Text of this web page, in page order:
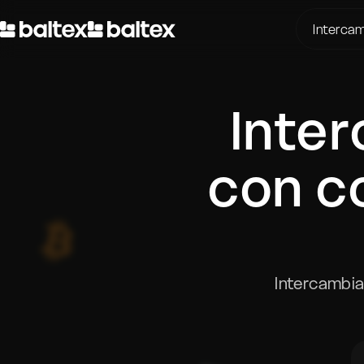
USDT
ETH a
USDT
con